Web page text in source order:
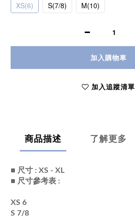
XS(6) S(7/8) M(10)
加入購物車
加入追蹤清單
商品描述 了解更多
■ 尺寸 : XS - XL
■ 尺寸參考表 :
XS 6
S 7/8